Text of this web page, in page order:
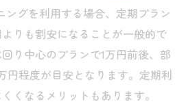
ングを利用する場合、定期プラン
りも割安になることが一般的で
り中心のプランで1万円前後、部
円程度が目安となります。定期利
くなるメリットもあります。